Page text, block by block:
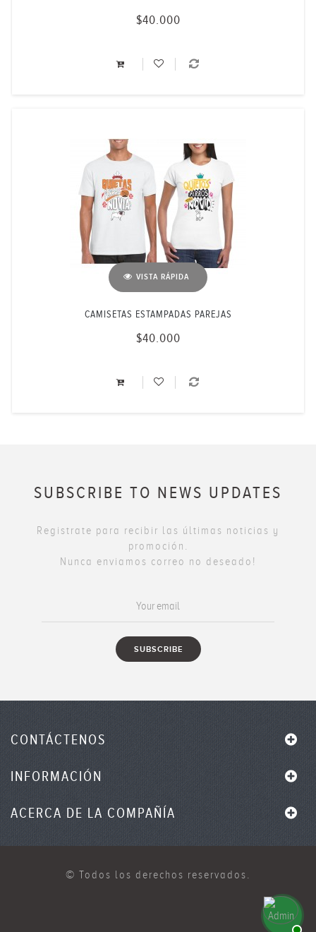
$40.000
VISTA RÁPIDA
CAMISETAS ESTAMPADAS PAREJAS
$40.000
SUBSCRIBE TO NEWS UPDATES
Registrate para recibir las últimas noticias y
promoción.
Nunca enviamos correo no deseado!
CONTÁCTENOS
INFORMACIÓN
ACERCA DE LA COMPAÑÍA
© Todos los derechos reservados.